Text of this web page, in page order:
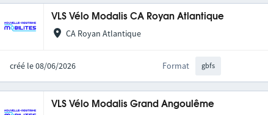
VLS Vélo Modalis CA Royan Atlantique
CA Royan Atlantique
créé le 08/06/2026 Format gbfs
VLS Vélo Modalis Grand Angoulême